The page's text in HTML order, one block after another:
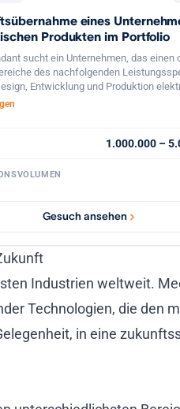
eines
Produkten im Portfolio
sucht ein Unternehmen, das einen
des nachfolgenden
Entwicklung und Produktion
Geräte-Baugruppen. Gesucht wird
sollte eigene elektronische Produkte
Unternehmen im Bereich
1.000.000 –
Gesuch ansehen
Industrien weltweit.
Technologien, die den
in eine